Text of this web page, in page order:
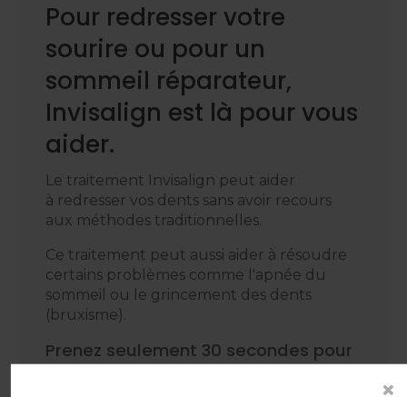
Pour redresser votre
sourire ou pour un
sommeil réparateur,
Invisalign est là pour vous
aider.
Le traitement Invisalign peut aider
à redresser vos dents sans avoir recours
aux méthodes traditionnelles.
Ce traitement peut aussi aider à résoudre
certains problèmes comme l'apnée du
sommeil ou le grincement des dents
(bruxisme).
Prenez seulement 30 secondes pour
×